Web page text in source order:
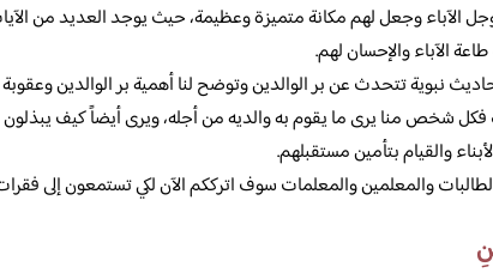
الآباء وجعل لهم مكانة متميزة وعظيمة، حيث يوجد العديد من
الآباء والإحسان لهم.
نبوية تتحدث عن بر الوالدين وتوضح لنا أهمية بر الوالدين
فكل شخص منا يرى ما يقوم به والديه من أجله، ويرى أيضاً كيف
والقيام بتأمين مستقبلهم.
والمعلمين والمعلمات سوف اترككم الآن لكي تستمعون إلى